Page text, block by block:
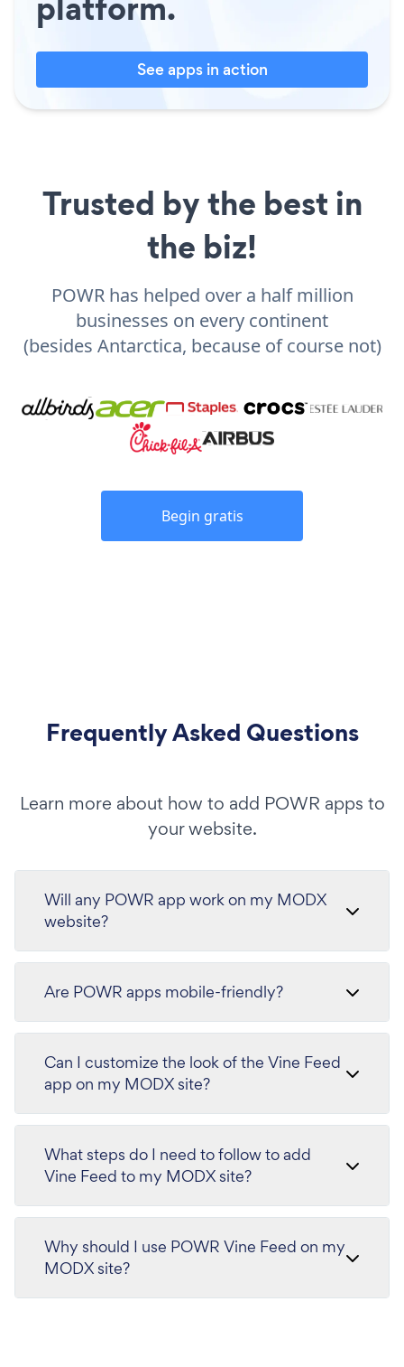
See apps in action
Trusted by the best in
the biz!
POWR has helped over a half million
businesses on every continent
(besides Antarctica, because of course not)
Begin gratis
Frequently Asked Questions
Learn more about how to add POWR apps to
your website.
Will any POWR app work on my MODX
website?
Are POWR apps mobile-friendly?
Can I customize the look of the Vine Feed
app on my MODX site?
What steps do I need to follow to add
Vine Feed to my MODX site?
Why should I use POWR Vine Feed on my
MODX site?